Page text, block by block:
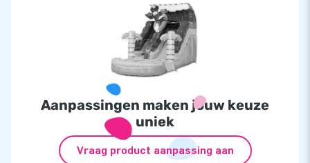
Aanpassingen maken jouw keuze
uniek
Vraag product aanpassing aan